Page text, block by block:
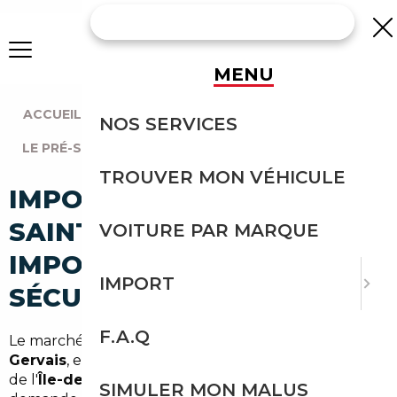
ACCUEIL AGENCE PARIS
LE PRÉ-SAINT-GERVAIS (93310)
IMPORT VOITURE À LE PRÉ-
SAINT-GERVAIS :
IMPORTEZ EN TOUTE
SÉCURITÉ
Le marché automobile autour du
Gervais, en plein cœur de la
de l'Île-de-France , se caractérise par une forte
MENU
NOS SERVICES
TROUVER MON VÉHICULE
VOITURE PAR MARQUE
IMPORT
F.A.Q
SIMULER MON MALUS